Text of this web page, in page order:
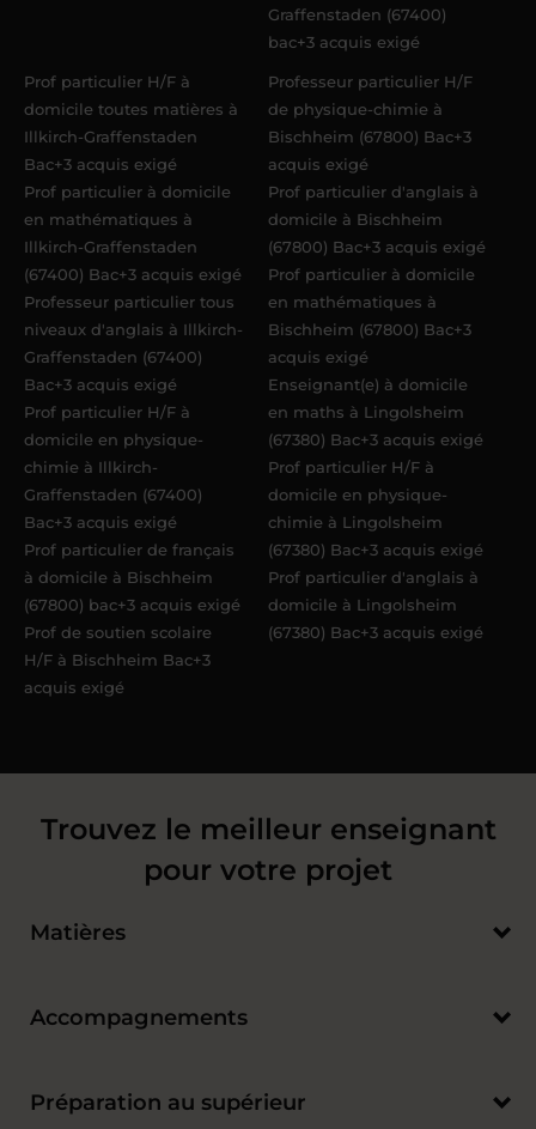
Graffenstaden (67400)
bac+3 acquis exigé
Prof particulier H/F à
domicile toutes matières à
Illkirch-Graffenstaden
Bac+3 acquis exigé
Prof particulier à domicile
en mathématiques à
Illkirch-Graffenstaden
(67400) Bac+3 acquis exigé
Professeur particulier tous
niveaux d'anglais à Illkirch-
Graffenstaden (67400)
Bac+3 acquis exigé
Prof particulier H/F à
domicile en physique-
chimie à Illkirch-
Graffenstaden (67400)
Bac+3 acquis exigé
Prof particulier de français
à domicile à Bischheim
(67800) bac+3 acquis exigé
Prof de soutien scolaire
H/F à Bischheim Bac+3
acquis exigé
Professeur particulier H/F
de physique-chimie à
Bischheim (67800) Bac+3
acquis exigé
Prof particulier d'anglais à
domicile à Bischheim
(67800) Bac+3 acquis exigé
Prof particulier à domicile
en mathématiques à
Bischheim (67800) Bac+3
acquis exigé
Enseignant(e) à domicile
en maths à Lingolsheim
(67380) Bac+3 acquis exigé
Prof particulier H/F à
domicile en physique-
chimie à Lingolsheim
(67380) Bac+3 acquis exigé
Prof particulier d'anglais à
domicile à Lingolsheim
(67380) Bac+3 acquis exigé
Trouvez le meilleur enseignant
pour votre projet
Matières
Accompagnements
Préparation au supérieur